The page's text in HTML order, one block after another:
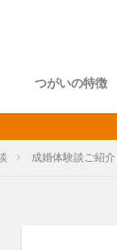
つがいの特徴
成婚体験談ご紹